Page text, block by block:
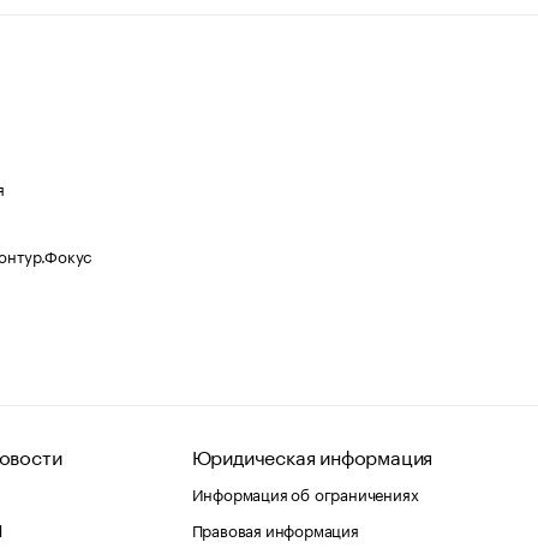
Юридическая информация
Информация об ограничениях
Правовая информация